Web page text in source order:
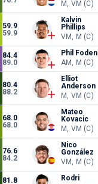
M, VM (C)
59.9
59.9
Kalvin
Phillips
VM, M (C)
84.4
89.0
Phil Foden
AM, M (C)
80.4
88.2
Elliot
Anderson
M, VM (C)
68.0
68.0
Mateo
Kovacic
M, VM (C)
76.6
84.2
Nico
González
VM, M (C)
81.8
Rodri